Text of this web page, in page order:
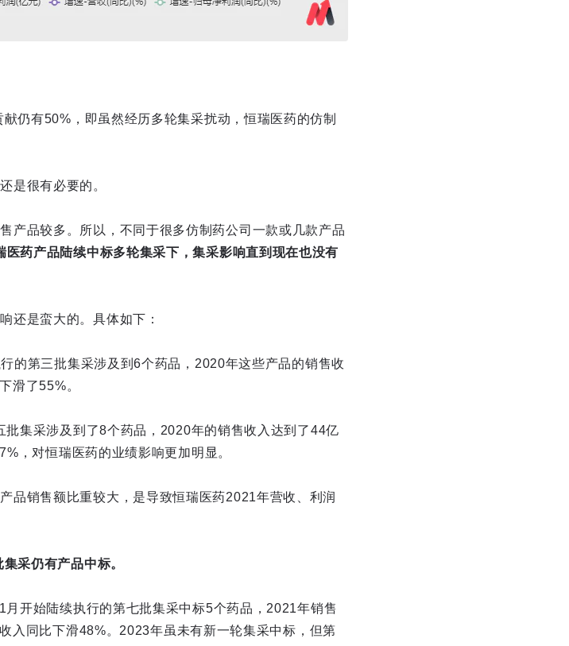
仍有50%，即虽然经历多轮集采扰动，恒瑞医药的仿制
是很有必要的。
产品较多。所以，不同于很多仿制药公司一款或几款产品
医药产品陆续中标多轮集采下，集采影响直到现在也没有
还是蛮大的。具体如下：
的第三批集采涉及到6个药品，2020年这些产品的销售收
滑了55%。
批集采涉及到了8个药品，2020年的销售收入达到了44亿
，对恒瑞医药的业绩影响更加明显。
品销售额比重较大，是导致恒瑞医药2021年营收、利润
采仍有产品中标。
开始陆续执行的第七批集采中标5个药品，2021年销售
入同比下滑48%。2023年虽未有新一轮集采中标，但第